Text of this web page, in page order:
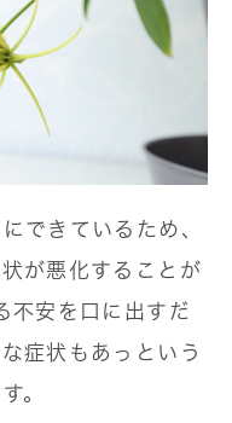
できているため、
が悪化することが
不安を口に出すだ
症状もあっという
。